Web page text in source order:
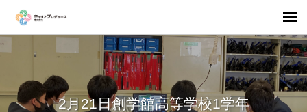
2月21日創学館高等学校1学年